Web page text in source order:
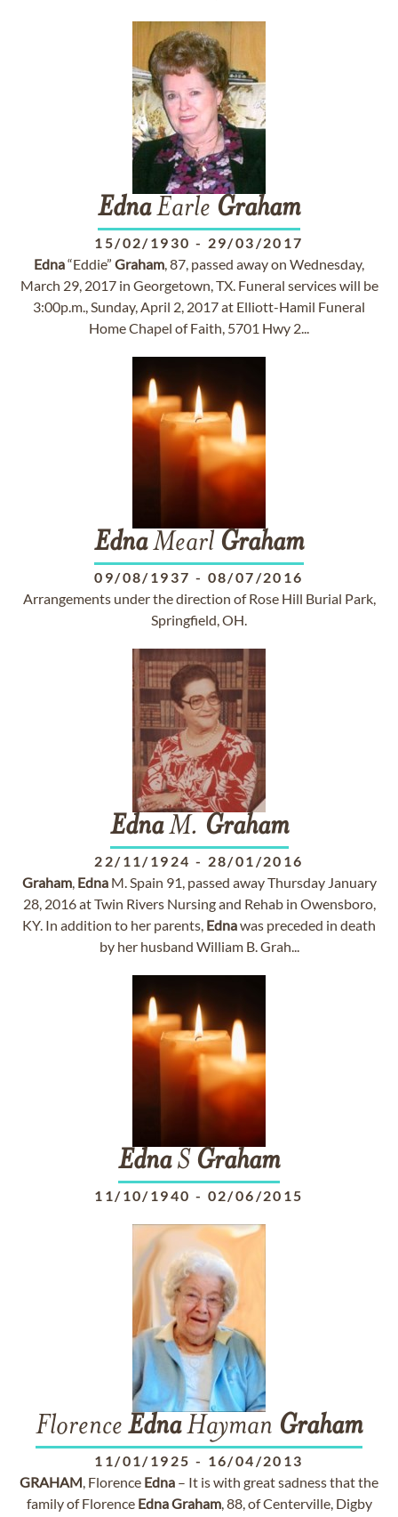
EdnaEarle Graham
15/02/1930 - 29/03/2017
Edna“Eddie” Graham, 87, passed away on Wednesday,
March 29, 2017 in Georgetown, TX. Funeral services will be
3:00p.m., Sunday, April 2, 2017 at Elliott-Hamil Funeral
Home Chapel of Faith, 5701 Hwy 2...
EdnaMearl Graham
09/08/1937 - 08/07/2016
Arrangements under the direction of Rose Hill Burial Park,
Springfield, OH.
EdnaM. Graham
22/11/1924 - 28/01/2016
Graham, EdnaM. Spain 91, passed away Thursday January
28, 2016 at Twin Rivers Nursing and Rehab in Owensboro,
KY. In addition to her parents, Ednawas preceded in death
by her husband William B. Grah...
EdnaS Graham
11/10/1940 - 02/06/2015
Florence EdnaHayman Graham
11/01/1925 - 16/04/2013
GRAHAM, Florence Edna – It is with great sadness that the
family of Florence EdnaGraham, 88, of Centerville, Digby